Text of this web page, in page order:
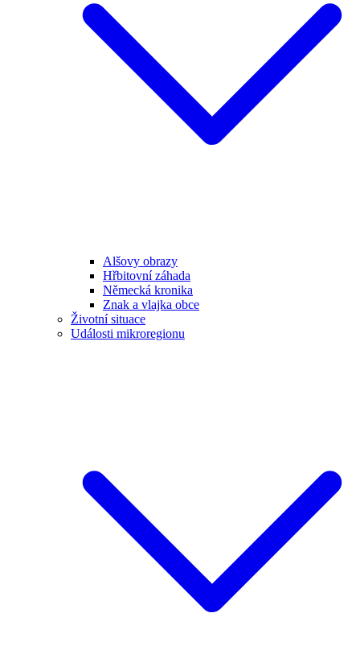
Alšovy obrazy
Hřbitovní záhada
Německá kronika
Znak a vlajka obce
Životní situace
Události mikroregionu